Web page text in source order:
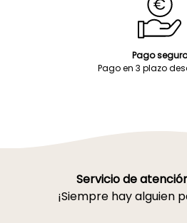
Pago seguro
Pago en 3 plazo
Servicio de
¡Siempre hay alguien